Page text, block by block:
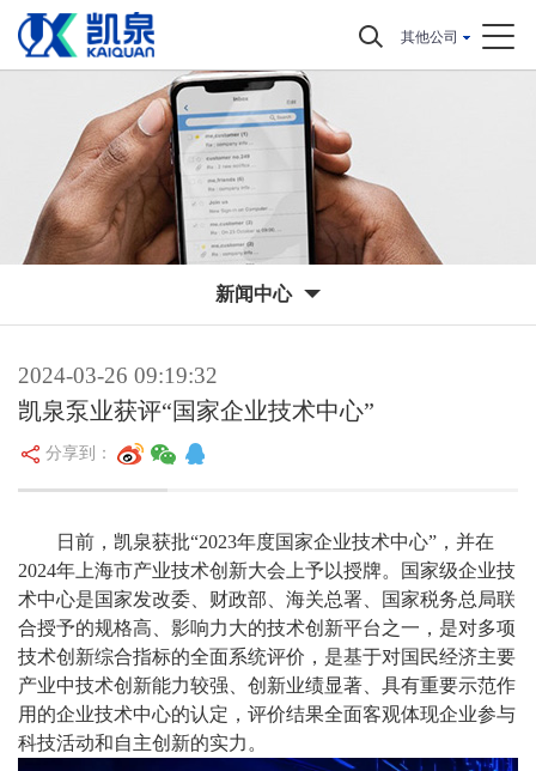
其他公司
新闻中心
2024-03-26 09:19:32
凯泉泵业获评“国家企业技术中心”
分享到：
日前，凯泉获批“2023年度国家企业技术中心”，并在
2024年上海市产业技术创新大会上予以授牌。国家级企业技
术中心是国家发改委、财政部、海关总署、国家税务总局联
合授予的规格高、影响力大的技术创新平台之一，是对多项
技术创新综合指标的全面系统评价，是基于对国民经济主要
产业中技术创新能力较强、创新业绩显著、具有重要示范作
用的企业技术中心的认定，评价结果全面客观体现企业参与
科技活动和自主创新的实力。